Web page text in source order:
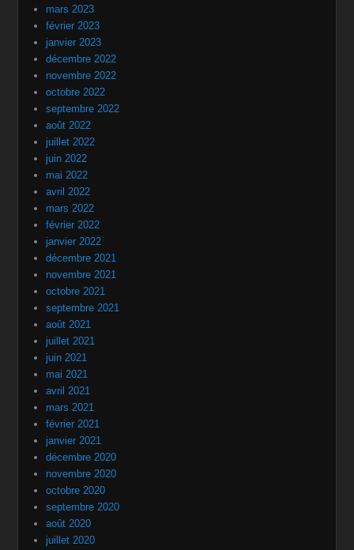
mars 2023
février 2023
janvier 2023
décembre 2022
novembre 2022
octobre 2022
septembre 2022
août 2022
juillet 2022
juin 2022
mai 2022
avril 2022
mars 2022
février 2022
janvier 2022
décembre 2021
novembre 2021
octobre 2021
septembre 2021
août 2021
juillet 2021
juin 2021
mai 2021
avril 2021
mars 2021
février 2021
janvier 2021
décembre 2020
novembre 2020
octobre 2020
septembre 2020
août 2020
juillet 2020